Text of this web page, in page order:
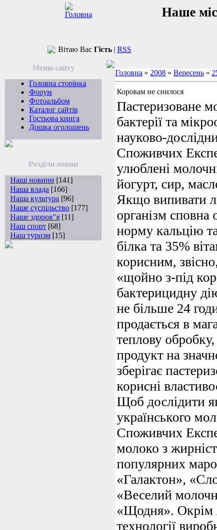
Наше
Вітаю Вас Гість | RSS
Меню сайту
Головна сторінка
Форум
Фотоальбом
Каталог сайтів
Гостьова книга
Дошка оголошень
Розділи новин
Наші новини [141]
Наша влада [166]
Наша культура [96]
Наше суспільство [177]
Наше здоров"я [11]
Наш спорт [68]
Наш туризм [15]
Головна » 2008 » Вересень »
Коровам не снилося
Пастеризоване
бактерії та
науково-
Споживчих
улюблені
йогурт, сир,
Якщо випивати
організм сповна
норму кальцію
білка та 35%
корисним,
«щойно з-під
бактерицидну
не більше 24
продається в
теплову
продукт на
зберігає
корисні
Щоб дослідити
українського
Споживчих
молоко з
популярних
«Галактон»,
«Веселий
«Щодня». Окрім
технології